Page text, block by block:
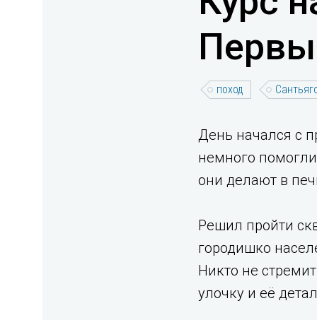
поход
День начался с
немного
они делают в
Решил пройти
городишко
Никто не
улочку и её